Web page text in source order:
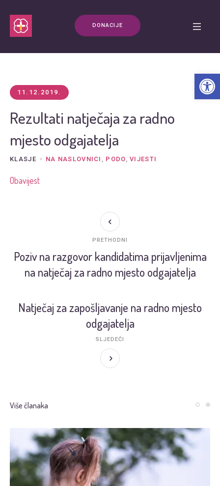
DONACIJE
11.12.2019.
Rezultati natječaja za radno
mjesto odgajatelja
KLASJE NA NASLOVNICI , PODO,VIJESTI
Obavijest
Poziv na razgovor kandidatima prijavljenima
na natječaj za radno mjesto odgajatelja
PRETHODNI
Natječaj za zapošljavanje na radno mjesto
odgajatelja
SLJEDEĆI
Više članaka